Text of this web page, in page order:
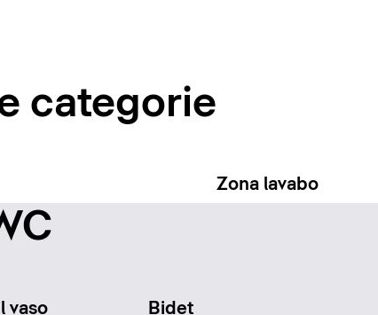
categorie
Zona lavabo
vaso Bidet